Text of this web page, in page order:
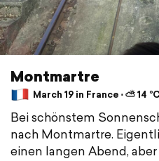
Montmartre
March 19 in France ⋅ ⛅ 14
Bei schönstem
nach Montmartre.
einen langen Abend,